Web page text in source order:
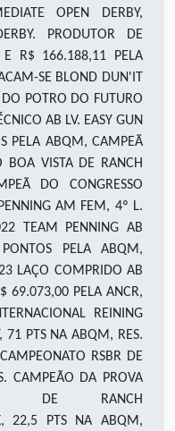
OPEN DERBY,
PRODUTOR DE
R$ 166.188,11 PELA
SE BLOND DUN'IT
POTRO DO FUTURO
AB LV. EASY GUN
PELA ABQM, CAMPEÃ
BOA VISTA DE RANCH
DO CONGRESSO
AM FEM, 4º L.
TEAM PENNING AB
PELA ABQM,
LAÇO COMPRIDO AB
69.073,00 PELA ANCR,
REINING
71PTS NA ABQM, RES.
RSBR DE
CAMPEÃO DA PROVA
DE RANCH
22,5 PTS NA ABQM,